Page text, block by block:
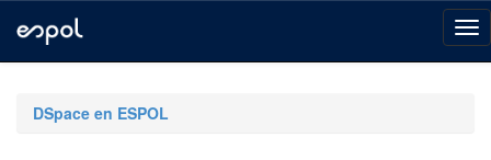
navigationDSpace en ESPOL